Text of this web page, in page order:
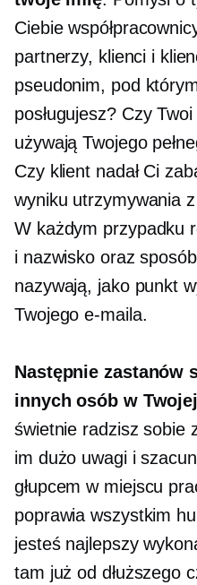
Ciebie
partnerzy, klienci i
pseudonim, pod
posługujesz? Czy
używają Twojego
Czy klient nadał Ci
wyniku utrzymywania
W każdym przypadku
i nazwisko oraz
nazywają, jako punkt
Twojego e-maila.
Następnie zastanów
innych osób w
świetnie radzisz sobie
im dużo uwagi i
głupcem w miejscu
poprawia wszystkim
jesteś najlepszy
tam już od dłuższego